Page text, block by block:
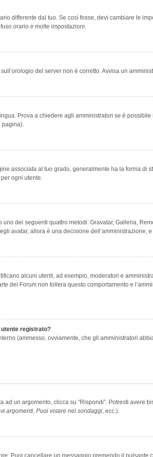
differente dal tuo. Se così fosse, devi cambiare le
orario e molte impostazioni.
del server non è corretto. Avvisa un
Prova a chiedere agli amministratori se è
pagina).
associata al tuo grado, generalmente ha la forma di
ogni utente.
dei seguenti quattro metodi: Gravatar, Galleria,
avatar, allora è una decisione dell’amministrazione,
alcuni utenti, ad esempio, moderatori e
dei Forum non tollera questo comportamento e
utente registrato?
(ammesso, ovviamente, che gli amministratori
un argomento, clicca su “Rispondi”. Potresti avere
argomenti, Puoi votare nei sondaggi, ecc.).
Puoi cancellare un messaggio premendo il